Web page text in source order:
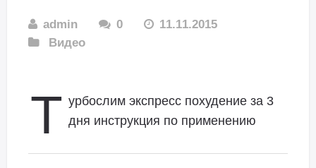
admin 0
11.11.2015
Видео
Т урбослим экспресс похудение за 3
дня инструкция по применению